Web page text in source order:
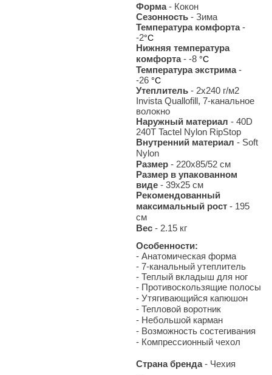
Форма- Кокон
Сезонность - Зима
Температура комфорта-
-2°С
Нижняя температура
комфорта- -8 °С
Температура экстрима-
-26 °С
Утеплитель - 2х240 г/м2
Invista Quallofill, 7-канальное
волокно
Наружный материал - 40D
240T Tactel Nylon RipStop
Внутренний материал - Soft
Nylon
Размер - 220х85/52 см
Размер в упакованном
виде - 39x25 см
Рекомендованный
максимальный рост - 195
см
Вес - 2.15 кг
Особенности:
- Анатомическая форма
- 7-канальный утеплитель
- Теплый вкладыш для ног
- Противоскользящие полосы
- Утягивающийся капюшон
- Тепловой воротник
- Небольшой карман
- Возможность состегивания
- Компрессионный чехол
Страна бренда- Чехия